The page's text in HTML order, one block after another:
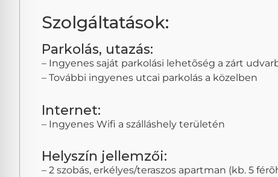
Szolgáltatások:
Parkolás, utazás:
– Ingyenes saját parkolási lehetõség a zárt
– További ingyenes utcai parkolás a közelben
Internet:
– Ingyenes Wifi a szálláshely területén
Helyszín jellemzői:
– 2 szobás, erkélyes/teraszos apartman (kb. 5